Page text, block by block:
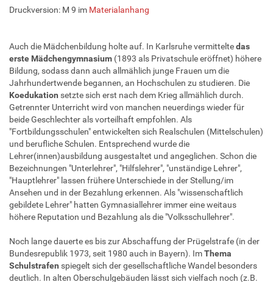
Druckversion: M 9 im Materialanhang
Auch die Mädchenbildung holte auf. In Karlsruhe vermitteltedas
erste Mädchengymnasium (1893 als Privatschule eröffnet) höhere
Bildung, sodass dann auch allmählich junge Frauen um die
Jahrhundertwende begannen, an Hochschulen zu studieren. Die
Koedukation setzte sich erst nach dem Krieg allmählich durch.
Getrennter Unterricht wird von manchen neuerdings wieder für
beide Geschlechter als vorteilhaft empfohlen. Als
"Fortbildungsschulen" entwickelten sich Realschulen (Mittelschulen)
und berufliche Schulen. Entsprechend wurde die
Lehrer(innen)ausbildung ausgestaltet und angeglichen. Schon die
Bezeichnungen "Unterlehrer", "Hilfslehrer", "unständige Lehrer",
"Hauptlehrer" lassen frühere Unterschiede in der Stellung/im
Ansehen und in der Bezahlung erkennen. Als "wissenschaftlich
gebildete Lehrer" hatten Gymnasiallehrer immer eine weitaus
höhere Reputation und Bezahlung als die "Volksschullehrer".
Noch lange dauerte es bis zur Abschaffung der Prügelstrafe (in der
Bundesrepublik 1973, seit 1980 auch in Bayern). ImThema
Schulstrafen spiegelt sich der gesellschaftliche Wandel besonders
deutlich. In alten Oberschulgebäuden lässt sich vielfach noch (z.B.